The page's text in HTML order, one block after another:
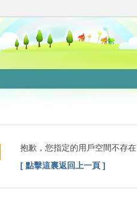
抱歉，您指定的用戶空間不存在
[ 點擊這裏返回上一頁 ]